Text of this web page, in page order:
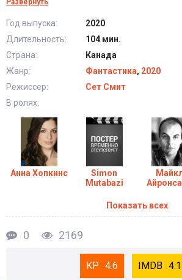
услугами консервации пользуются
их болезни, и тогда их разморозят и
Когда Фрет приблизилась к созданию
внезапно потеряла сознание и очнулась
одной из криокамер мужа. Очевидно, что
как выбраться из криокамеры?
Консервная банка (2020) в
Развернуть
Год выпуска:
2020
Длительность:
104 мин.
Страна:
Канада
Жанр:
Фантастика, 2020
Режиссер:
Сет Смит
В ролях:
Анна Хопкинс
Simon
Mutabazi
Показать всех
0 2169
4.6 4.1